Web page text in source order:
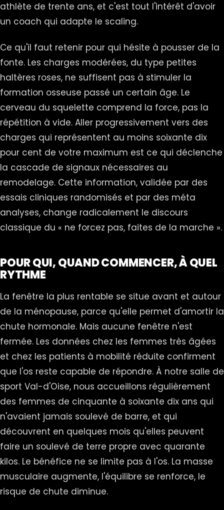
athlète de trente ans, et c'est tout l'intérêt d'avoir
un coach qui adapte le scaling.
Ce qu'il faut retenir pour qui hésite à pousser de la
fonte. Les charges modérées, du type petites
haltères roses, ne suffisent pas à stimuler la
formation osseuse passé un certain âge. Le
cerveau du squelette comprend la force, pas la
répétition à vide. Aller progressivement vers des
charges qui représentent au moins soixante dix
pour cent de votre maximum est ce qui déclenche
la cascade de signaux nécessaires au
remodelage. Cette information, validée par des
essais cliniques randomisés et par des méta
analyses, change radicalement le discours
classique du « ne forcez pas, faites de la marche ».
POUR QUI, QUAND COMMENCER, À QUEL
RYTHME
La fenêtre la plus rentable se situe avant et autour
de la ménopause, parce qu'elle permet d'amortir la
chute hormonale. Mais aucune fenêtre n'est
fermée. Les données chez les femmes très âgées
et chez les patients à mobilité réduite confirment
que l'os reste capable de répondre. À notre salle de
sport Val-d'Oise, nous accueillons régulièrement
des femmes de cinquante à soixante dix ans qui
n'avaient jamais soulevé de barre, et qui
découvrent en quelques mois qu'elles peuvent
faire un soulevé de terre propre avec quarante
kilos. Le bénéfice ne se limite pas à l'os. La masse
musculaire augmente, l'équilibre se renforce, le
risque de chute diminue.